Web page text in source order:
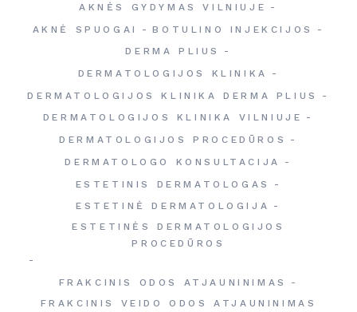
AKNĖS GYDYMAS VILNIUJE
AKNĖ SPUOGAI
BOTULINO INJEKCIJOS
DERMA PLIUS
DERMATOLOGIJOS KLINIKA
DERMATOLOGIJOS KLINIKA DERMA PLIUS
DERMATOLOGIJOS KLINIKA VILNIUJE
DERMATOLOGIJOS PROCEDŪROS
DERMATOLOGO KONSULTACIJA
ESTETINIS DERMATOLOGAS
ESTETINĖ DERMATOLOGIJA
ESTETINĖS DERMATOLOGIJOS
PROCEDŪROS
FRAKCINIS ODOS ATJAUNINIMAS
FRAKCINIS VEIDO ODOS ATJAUNINIMAS